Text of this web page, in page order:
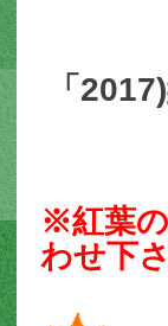
「2017)
※紅葉
わせ下